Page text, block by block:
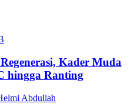
Kader Muda
hingga Ranting